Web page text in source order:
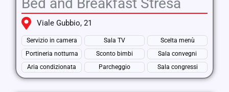
Viale Gubbio, 21
Servizio in camera Sala TV
Scelta menù
Portineria notturna
Sconto bimbi
Sala convegni
Aria condizionata
Parcheggio Sala congressi